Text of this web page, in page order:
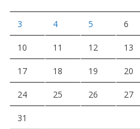
3 4 5 6
10 11 12 13
17 18 19 20
24 25 26 27
31